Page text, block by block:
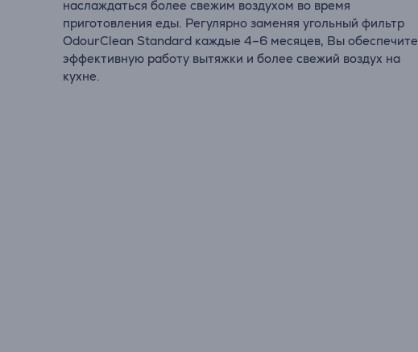
наслаждаться более свежим воздухом во время
приготовления еды. Регулярно заменяя угольный фильтр
OdourClean Standard каждые 4–6 месяцев, Вы обеспечите
эффективную работу вытяжки и более свежий воздух на
кухне.